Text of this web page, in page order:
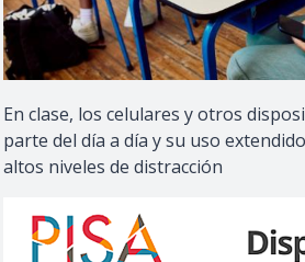
En clase, los celulares y otros
parte del día a día y su uso
altos niveles de distracción